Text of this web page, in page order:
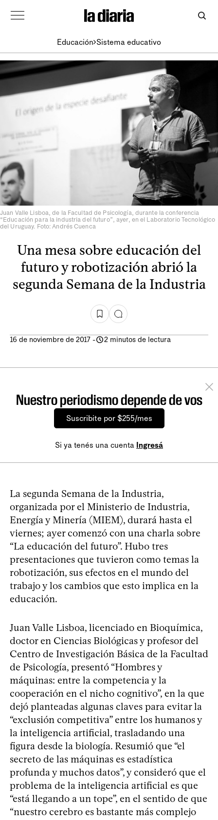
Educación Sistema educativo
Juan Valle Lisboa, de la Facultad de Psicología, durante la conferencia
“Educación para la industria del futuro”, ayer, en el Laboratorio Tecnológico
del Uruguay. Foto: Andrés Cuenca
Una mesa sobre educación del
futuro y robotización abrió la
segunda Semana de la Industria
16 de noviembre de 2017 - 2 minutos de lectura
Nuestro periodismo depende de vos
Suscribite por $255/mes
Si ya tenés una cuenta Ingresá
La segunda Semana de la Industria,
organizada por el Ministerio de Industria,
Energía y Minería (MIEM), durará hasta el
viernes; ayer comenzó con una charla sobre
“La educación del futuro”. Hubo tres
presentaciones que tuvieron como temas la
robotización, sus efectos en el mundo del
trabajo y los cambios que esto implica en la
educación.
Juan Valle Lisboa, licenciado en Bioquímica,
doctor en Ciencias Biológicas y profesor del
Centro de Investigación Básica de la Facultad
de Psicología, presentó “Hombres y
máquinas: entre la competencia y la
cooperación en el nicho cognitivo”, en la que
dejó planteadas algunas claves para evitar la
“exclusión competitiva” entre los humanos y
la inteligencia artificial, trasladando una
figura desde la biología. Resumió que “el
secreto de las máquinas es estadística
profunda y muchos datos”, y consideró que el
problema de la inteligencia artificial es que
“está llegando a un tope”, en el sentido de que
“nuestro cerebro es bastante más complejo